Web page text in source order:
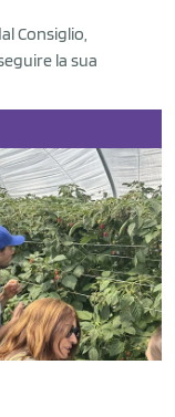
Consiglio,
la sua